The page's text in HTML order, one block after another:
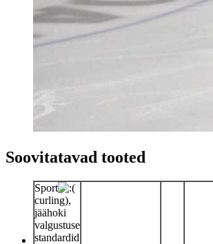
Soovitatavad tooted
Sport
curling),
jäähoki
valgustuse
standardid